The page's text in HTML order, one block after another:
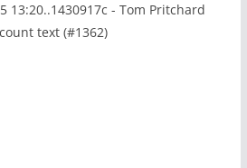
13:20..1430917c - Tom Pritchard
text (#1362)